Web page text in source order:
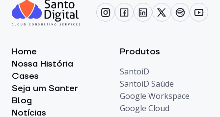
Home
Nossa História
Cases
Seja um Santer
Blog
Notícias
Produtos
SantoiD
SantoiD Saúde
Google Workspace
Google Cloud